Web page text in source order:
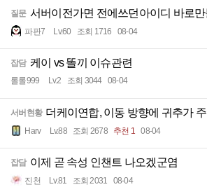
질문 서버이전가면 전에쓰던아이디 바로
파판7 Lv.60 조회 1716 08-04
잡담 케이 vs 똘끼 이슈관련
롤롤999 Lv.2 조회 3044 08-04
서버현황 더케이연합, 이동 방향에 귀추가
Harv Lv.88 조회 2678 추천 1 08-04
잡담 이제 곧 속성 인챈트 나오겠군염
진천 Lv.81 조회 2031 08-04